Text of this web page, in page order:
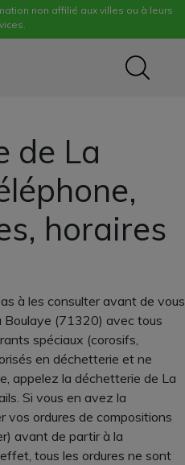
non affilié aux villes ou à leurs
de La
horaires
à les consulter avant de vous
Boulaye (71320) avec tous
spéciaux (corosifs,
en déchetterie et ne
appelez la déchetterie de La
Si vous en avez la
vos ordures de compositions
avant de partir à la
tous les ordures ne sont